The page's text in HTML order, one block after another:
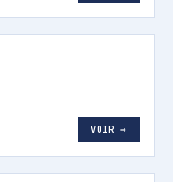
VOIR →